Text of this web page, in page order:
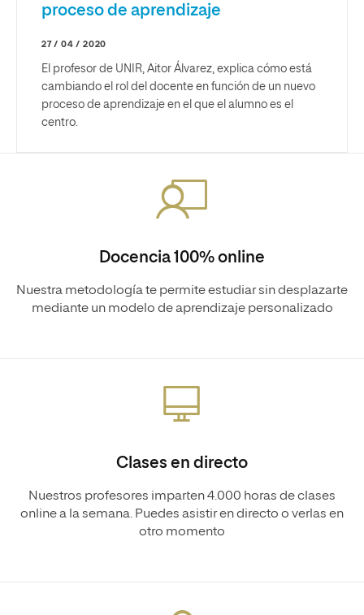
proceso de aprendizaje
27 / 04 / 2020
El profesor de UNIR, Aitor Álvarez, explica cómo está
cambiando el rol del docente en función de un nuevo
proceso de aprendizaje en el que el alumno es el
centro.
Docencia 100% online
Nuestra metodología te permite estudiar sin desplazarte
mediante un modelo de aprendizaje personalizado
Clases en directo
Nuestros profesores imparten 4.000 horas de clases
online a la semana. Puedes asistir en directo o verlas en
otro momento